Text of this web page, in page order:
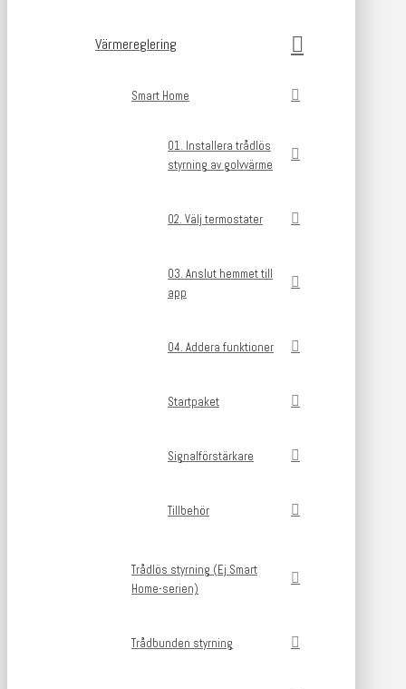
Värmereglering
Smart Home
01. Installera trådlös
styrning av golvvärme
02. Välj termostater
03. Anslut hemmet till
app
04. Addera funktioner
Startpaket
Signalförstärkare
Tillbehör
Trådlös styrning (Ej Smart
Home-serien)
Trådbunden styrning